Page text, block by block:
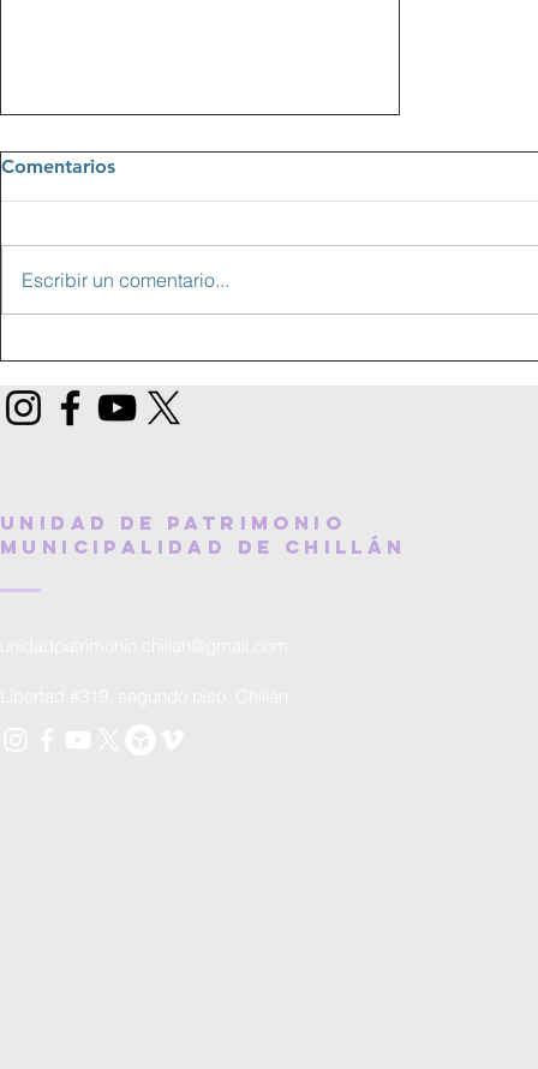
CERRÓ CICLO DE VERANO
SOBRE MEMORIA SÍSMICA EN
Comentarios
Escribir un comentario...
UNIDAD DE PATRIMONIO
MUNICIPALIDAD DE CHILLÁN